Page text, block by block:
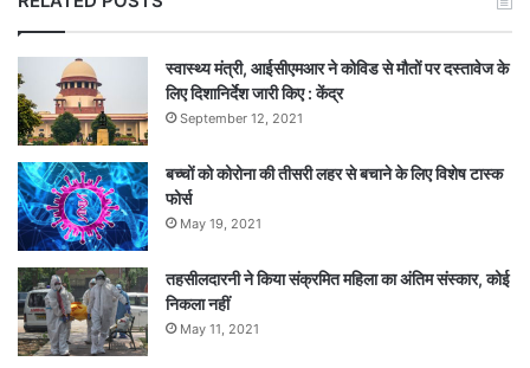
कुमार की गेंद पर एक रन लेकर अपने 50 रन पूरे किए।
इसके लिए उन्होंने 55 गेंदें खेलीं। अर्धशतक पूरा करने के
बाद हैंड्सकॉम्ब, शमी का शिकार हो हए। उन्होंने 59 गेंदों पर
कुल 52 रन बनाए। हैंड्सकॉम्ब का विकेट 182 के कुल
स्कोर पर गिरा।
यहां से भारतीय गेंदबाजी हावी हो गए और आस्ट्रेलिया की
रन गति पर अंकुश लगा दिया। मार्कस स्टोइनिस, एश्टन टर्नर
ने 20-20, झाए रिचर्डसन ने 29 और पैट कमिंस ने 15 रन
स्वास्थ्य मंत्री, आईसीएमआर ने कोविड से मौतों पर दस्तावेज के
लिए दिशानिर्देश जारी किए : केंद्र
September 12, 2021
बच्चों को कोरोना की तीसरी लहर से बचाने के लिए विशेष टास्क
फोर्स
May 19, 2021
तहसीलदारनी ने किया संक्रमित महिला का अंतिम संस्कार, कोई
निकला नहीं
May 11, 2021